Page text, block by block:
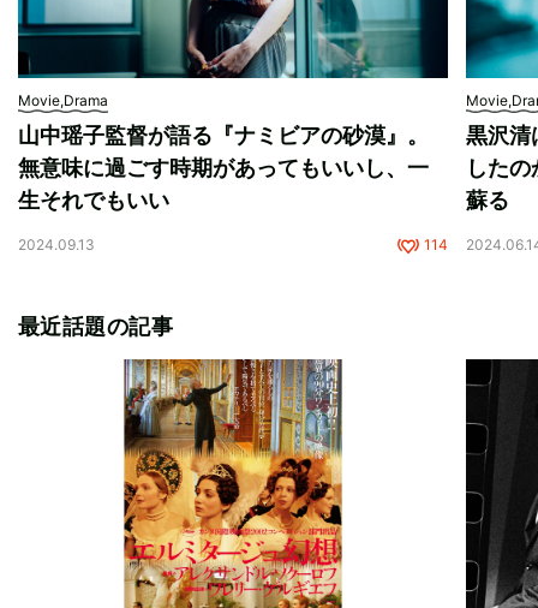
Movie,Drama
山中瑶子監督が語る『ナミビアの砂漠』。
無意味に過ごす時期があってもいいし、一
生それでもいい
2024.09.13 114
黒沢清
した
蘇る
最近話題の記事